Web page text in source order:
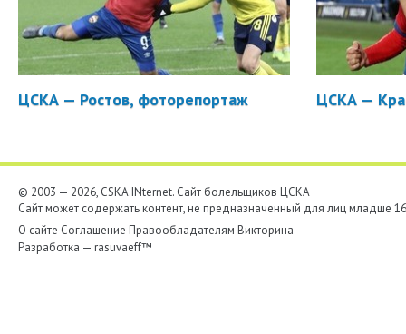
ЦСКА — Ростов, фоторепортаж ЦСКА —
© 2003 — 2026, CSKA.INternet. Cайт болельщиков ЦСКА
Сайт может содержать контент, не предназначенный для лиц младше
О сайте Соглашение Правообладателям Викторина
Разработка — rasuvaeff™